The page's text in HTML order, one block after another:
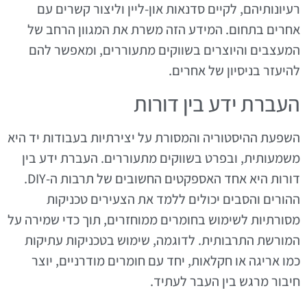
רעיונותיהם, לקיים סדנאות און-ליין וליצור קשרים עם
אחרים בתחום. המידע הזה משרת את המגוון הרחב של
המעצבים והיוצרים בשווקים מתעוררים, ומאפשר להם
להיעזר בניסיון של אחרים.
העברת ידע בין דורות
השפעת ההיסטוריה והמסורת על יצירתיות בעבודות יד היא
משמעותית, ובפרט בשווקים מתעוררים. העברת ידע בין
דורות היא אחד האספקטים החשובים של תרבות ה-DIY.
ההורים והסבים יכולים ללמד את הצעירים טכניקות
מסורתיות לשימוש בחומרים ממוחזרים, תוך כדי שמירה על
המורשת התרבותית. לדוגמה, שימוש בטכניקות עתיקות
כמו אריגה או חקלאות, יחד עם חומרים מודרניים, יוצר
חיבור מרגש בין העבר לעתיד.